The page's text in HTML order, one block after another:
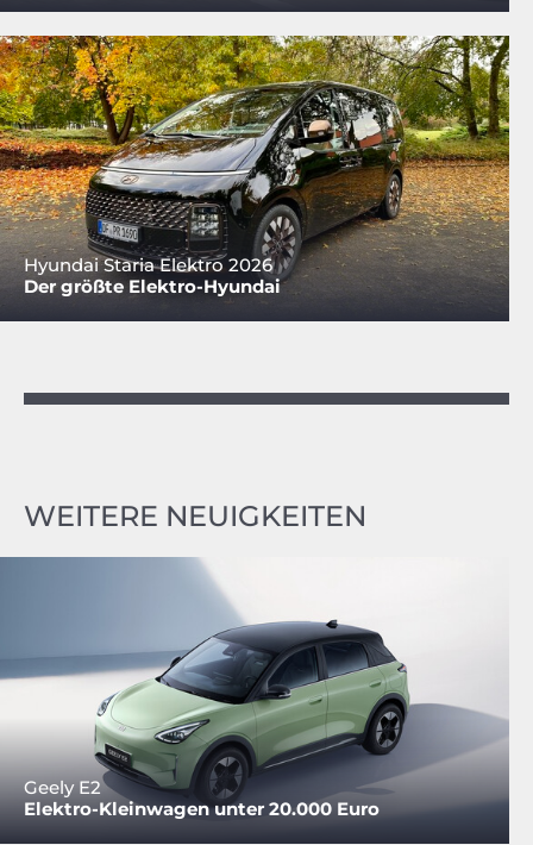
Hyundai Staria Elektro 2026
Der größte Elektro-Hyundai
WEITERE NEUIGKEITEN
Geely E2
Elektro-Kleinwagen unter 20.000 Euro